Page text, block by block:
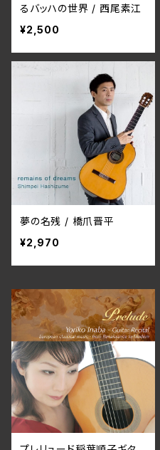
るバッハの世界 / 西尾素江
¥2,500
夢の名残 / 橋爪晋平
¥2,970